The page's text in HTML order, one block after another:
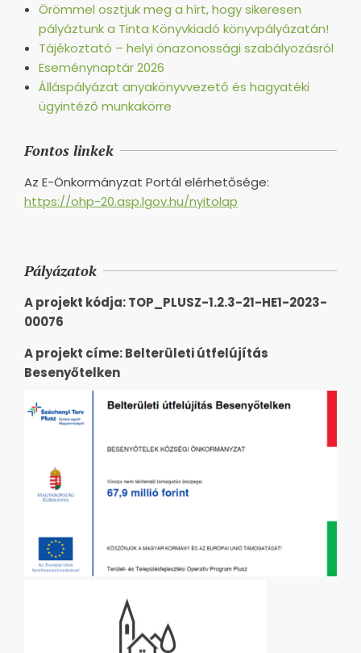
Örömmel osztjuk meg a hírt, hogy sikeresen
pályáztunk a Tinta Könyvkiadó könyvpályázatán!
Tájékoztató – helyi önazonossági szabályozásról
Eseménynaptár 2026
Álláspályázat anyakönyvvezető és hagyatéki
ügyintéző munkakörre
Fontos linkek
Az E-Önkormányzat Portál elérhetősége:
https://ohp-20.asp.lgov.hu/nyitolap
Pályázatok
A projekt kódja: TOP_PLUSZ-1.2.3-21-HE1-2023-
00076
A projekt címe: Belterületi útfelújítás
Besenyőtelken